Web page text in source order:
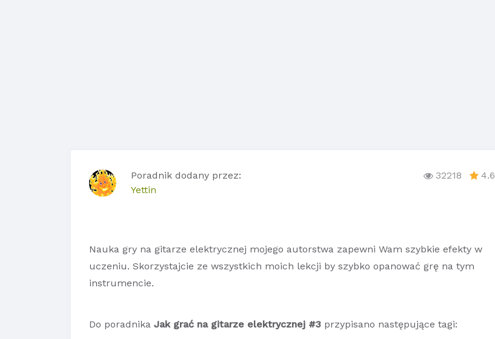
Poradnik dodany przez:
Yettin
32218 4.6
Nauka gry na gitarze elektrycznej mojego autorstwa zapewni Wam szybkie efekty w
uczeniu. Skorzystajcie ze wszystkich moich lekcji by szybko opanować grę na tym
instrumencie.
Do poradnika Jak grać na gitarze elektrycznej #3 przypisano następujące tagi: